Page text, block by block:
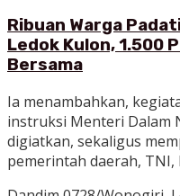
Ribuan Warga
Ledok Kulon, 1.500
Bersama
Ia menambahkan,
instruksi Menteri Dalam
digiatkan, sekaligus
pemerintah daerah, TNI,